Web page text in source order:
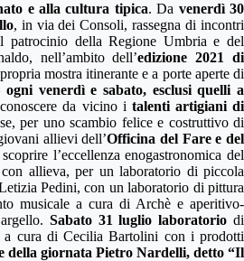
e alla cultura tipica. Da venerdì 30
, in via dei Consoli, rassegna di incontri
patrocinio della Regione Umbria e del
nell’ambito dell’edizione 2021 di
mostra itinerante e a porte aperte di
ogni venerdì e sabato, esclusi quelli a
da vicino i talenti artigiani di
per uno scambio felice e costruttivo di
allievi dell’Officina del Fare e del
l’eccellenza enogastronomica del
allieva, per un laboratorio di piccola
Pedini, con un laboratorio di pittura
musicale a cura di Archè e aperitivo-
Sabato 31 luglio laboratoriodi
a cura di Cecilia Bartolini con i prodotti
della giornata Pietro Nardelli, detto “Il